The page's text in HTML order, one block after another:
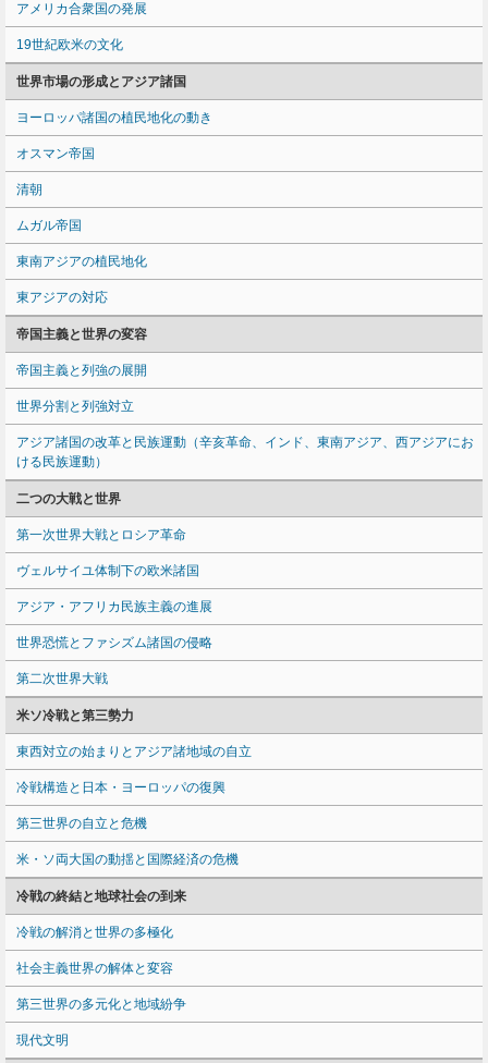
アメリカ合衆国の発展
19世紀欧米の文化
世界市場の形成とアジア諸国
ヨーロッパ諸国の植民地化の動き
オスマン帝国
清朝
ムガル帝国
東南アジアの植民地化
東アジアの対応
帝国主義と世界の変容
帝国主義と列強の展開
世界分割と列強対立
アジア諸国の改革と民族運動（辛亥革命、インド、東南アジア、西アジアにお
ける民族運動）
二つの大戦と世界
第一次世界大戦とロシア革命
ヴェルサイユ体制下の欧米諸国
アジア・アフリカ民族主義の進展
世界恐慌とファシズム諸国の侵略
第二次世界大戦
米ソ冷戦と第三勢力
東西対立の始まりとアジア諸地域の自立
冷戦構造と日本・ヨーロッパの復興
第三世界の自立と危機
米・ソ両大国の動揺と国際経済の危機
冷戦の終結と地球社会の到来
冷戦の解消と世界の多極化
社会主義世界の解体と変容
第三世界の多元化と地域紛争
現代文明